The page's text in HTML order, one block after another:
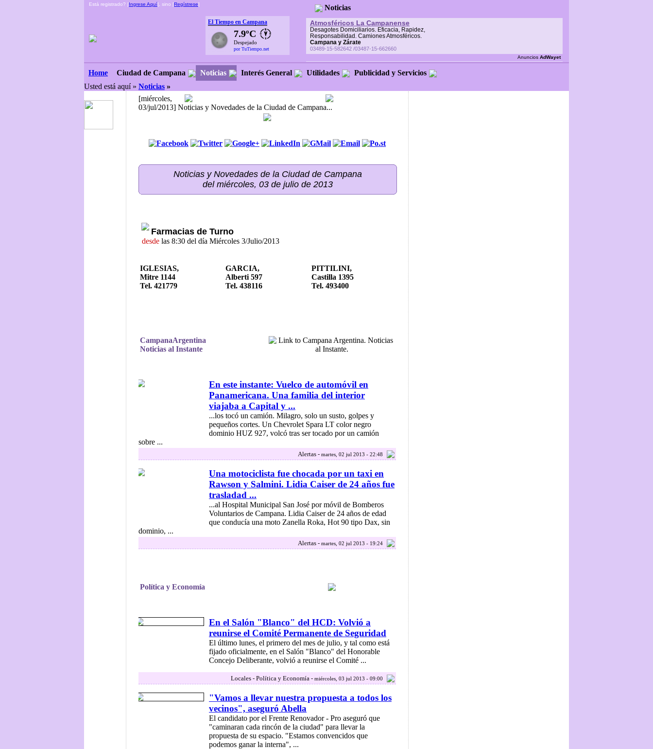
Está registrado? [Ingrese Aquí], sino [Regístrese] Noticias
Atmosféricos La Campanense
Desagotes Domiciliarios. Eficacia, Rapidez,
Responsabilidad. Camiones Atmosféricos.
Campana y Zárate
03489-15-582642 /03487-15-662660
Anuncios AdWayet
El Tiempo en Campana
7.9ºC
Despejado
por TuTiempo.net
Home Ciudad de Campana Noticias Interés General Utilidades
Publicidad y Servicios
Usted está aquí » Noticias »
[miércoles,
03/jul/2013] Noticias y Novedades de la Ciudad de Campana...
Noticias y Novedades de la Ciudad de Campana
del miércoles, 03 de julio de 2013
Farmacias de Turno
desde las 8:30 del día Miércoles 3/Julio/2013
IGLESIAS,
Mitre 1144
Tel. 421779
GARCIA,
Alberti 597
Tel. 438116
PITTILINI,
Castilla 1395
Tel. 493400
CampanaArgentina
Noticias al Instante
En este instante: Vuelco de automóvil en
Panamericana. Una familia del interior
viajaba a Capital y ...
...los tocó un camión. Milagro, solo un susto, golpes y
pequeños cortes. Un Chevrolet Spara LT color negro
dominio HUZ 927, volcó tras ser tocado por un camión
sobre ...
Alertas - martes, 02 jul 2013 - 22:48
Una motociclista fue chocada por un taxi en
Rawson y Salmini. Lidia Caiser de 24 años fue
trasladad ...
...al Hospital Municipal San José por móvil de Bomberos
Voluntarios de Campana. Lidia Caiser de 24 años de edad
que conducía una moto Zanella Roka, Hot 90 tipo Dax, sin
dominio, ...
Alertas - martes, 02 jul 2013 - 19:24
Política y Economía
En el Salón "Blanco" del HCD: Volvió a
reunirse el Comité Permanente de Seguridad
El último lunes, el primero del mes de julio, y tal como está
fijado oficialmente, en el Salón "Blanco" del Honorable
Concejo Deliberante, volvió a reunirse el Comité ...
Locales - Política y Economía - miércoles, 03 jul 2013 - 09:00
"Vamos a llevar nuestra propuesta a todos los
vecinos", aseguró Abella
El candidato por el Frente Renovador - Pro aseguró que
"caminaran cada rincón de la ciudad" para llevar la
propuesta de su espacio. "Estamos convencidos que
podemos ganar la interna", ...